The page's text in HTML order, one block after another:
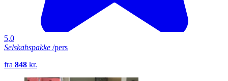
5,0
Selskabspakke /pers
fra 848 kr.